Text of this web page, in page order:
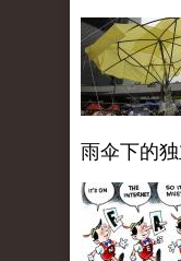
雨伞下的